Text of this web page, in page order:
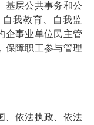
基层公共事务和公
我教育、自我监
企事业单位民主管
保障职工参与管理
、依法执政、依法